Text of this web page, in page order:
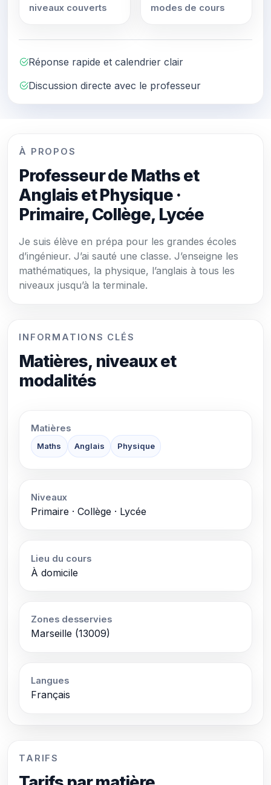
niveaux couverts modes de cours
Réponse rapide et calendrier clair
Discussion directe avec le professeur
À PROPOS
Professeur de Maths et
Anglais et Physique ·
Primaire, Collège, Lycée
Je suis élève en prépa pour les grandes écoles
d’ingénieur. J’ai sauté une classe. J’enseigne les
mathématiques, la physique, l’anglais à tous les
niveaux jusqu’à la terminale.
INFORMATIONS CLÉS
Matières, niveaux et
modalités
Matières
Maths Anglais Physique
Niveaux
Primaire · Collège · Lycée
Lieu du cours
À domicile
Zones desservies
Marseille (13009)
Langues
Français
TARIFS